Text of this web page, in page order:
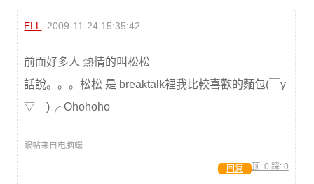
ELL 2009-11-24 15:35:42
前面好多人 熱情的叫松松
話說。。。松松 是 breaktalk裡我比較喜歡的麵包(￣y
▽￣)╭ Ohohoho
跟帖来自电脑端
顶: 0 踩: 0
回复